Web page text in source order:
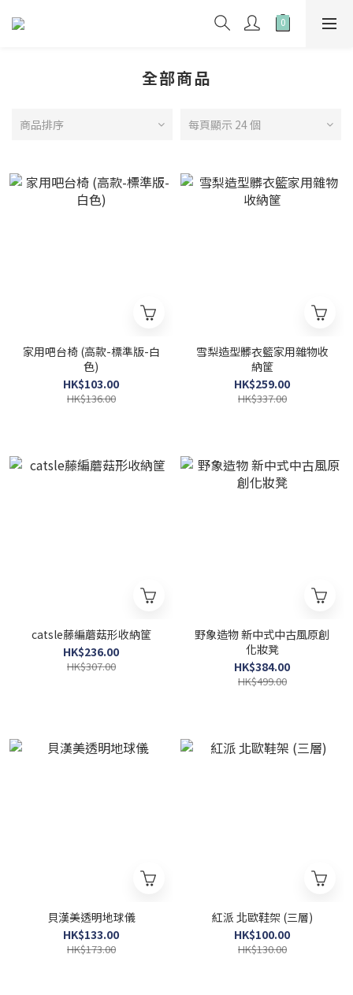
全部商品
商品排序 每頁顯示 24 個
家用吧台椅 (高款-標準版-白
色)
HK$103.00
HK$136.00
雪梨造型髒衣籃家用雜物收
納筐
HK$259.00
HK$337.00
catsle藤編蘑菇形收納筐
HK$236.00
HK$307.00
野象造物 新中式中古風原創
化妝凳
HK$384.00
HK$499.00
貝漢美透明地球儀
HK$133.00
HK$173.00
紅派 北歐鞋架 (三層)
HK$100.00
HK$130.00